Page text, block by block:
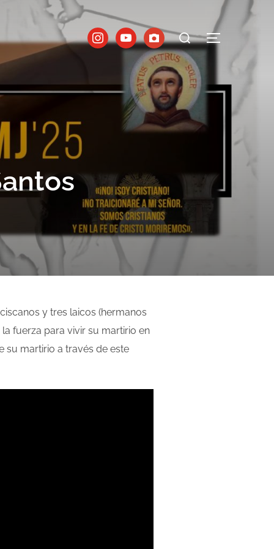
y tres laicos (hermanos
fuerza para vivir su martirio en
su martirio a través de este